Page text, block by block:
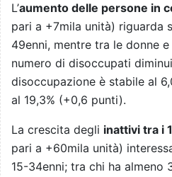
L’aumento delle persone in
pari a +7mila unità) riguarda
49enni, mentre tra le donne
numero di disoccupati
disoccupazione è stabile al
al 19,3% (+0,6 punti).
La crescita degli inattivi tra i
pari a +60mila unità)
15-34enni; tra chi ha almeno